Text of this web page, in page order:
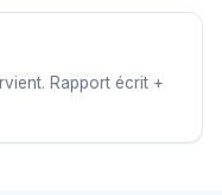
Rapport écrit +